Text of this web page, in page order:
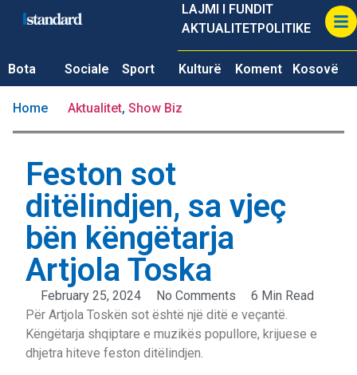
LAJMI I FUNDIT
AKTUALITETPOLITIKE
Bota Sociale Sport Kulturë Koment Kosovë
Home Aktualitet, Show Biz
Feston sot
ditëlindjen, sa vjeç
bën këngëtarja
Artjola Toska
February 25, 2024 No Comments
6 Min Read
Për Artjola Toskën sot është një ditë e veçantë.
Këngëtarja shqiptare e muzikës popullore, krijuese e
dhjetra hiteve feston ditëlindjen.